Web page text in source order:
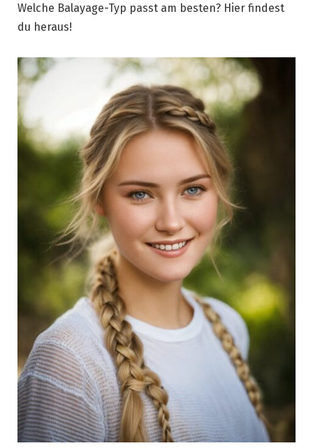
Welche Balayage-Typ passt am besten? Hier findest
du heraus!